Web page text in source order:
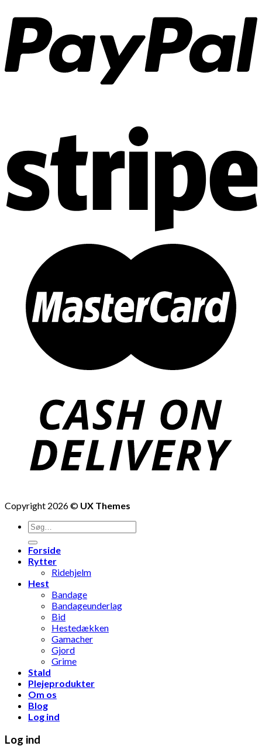
Copyright 2026 © UX Themes
Søg
efter:
Forside
Rytter
Ridehjelm
Hest
Bandage
Bandageunderlag
Bid
Hestedækken
Gamacher
Gjord
Grime
Stald
Plejeprodukter
Om os
Blog
Log ind
Log ind